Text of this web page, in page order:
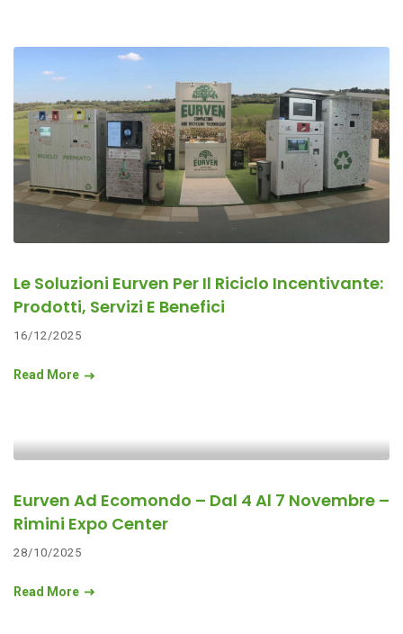
Le Soluzioni Eurven Per Il Riciclo Incentivante:
Prodotti, Servizi E Benefici
16/12/2025
Read More
Eurven Ad Ecomondo – Dal 4 Al 7 Novembre –
Rimini Expo Center
28/10/2025
Read More